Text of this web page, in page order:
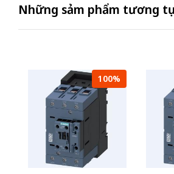
Những sảm phẩm tương
100%